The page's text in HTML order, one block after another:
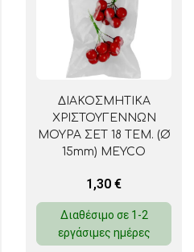
ΔΙΑΚΟΣΜΗΤΙΚΑ
ΧΡΙΣΤΟΥΓΕΝΝΩΝ
ΜΟΥΡΑ ΣΕΤ 18 ΤΕΜ. (Ø
15mm) MEYCO
1,30 €
Διαθέσιμο σε 1-2
εργάσιμες ημέρες